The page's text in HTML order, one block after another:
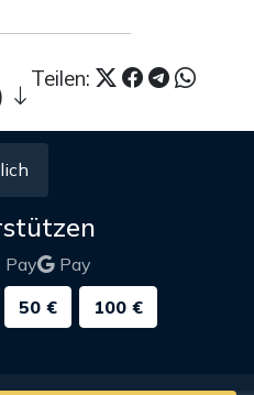
Teilen:
Pay
Pay
50 € 100 €